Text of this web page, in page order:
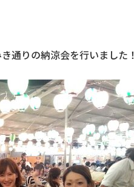
通りの納涼会を行いました！